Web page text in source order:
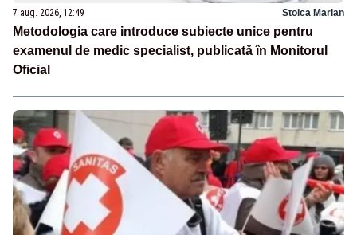
7 aug. 2026, 12:49 Stoica Marian
Metodologia care introduce subiecte unice pentru
examenul de medic specialist, publicată în Monitorul
Oficial